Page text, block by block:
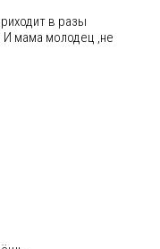
в разы
мама молодец ,не